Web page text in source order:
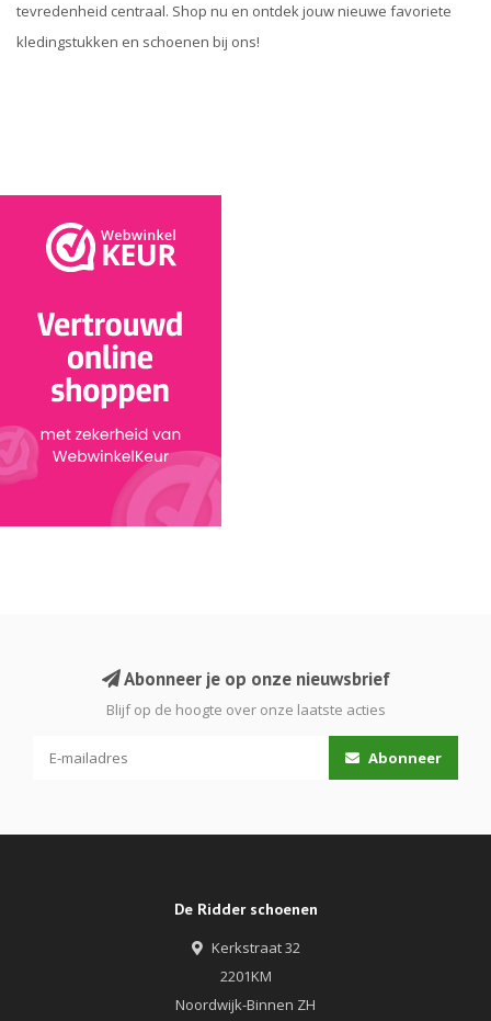
tevredenheid centraal. Shop nu en ontdek jouw nieuwe favoriete
kledingstukken en schoenen bij ons!
Abonneer je op onze nieuwsbrief
Blijf op de hoogte over onze laatste acties
Abonneer
De Ridder schoenen
Kerkstraat 32
2201KM
Noordwijk-Binnen ZH